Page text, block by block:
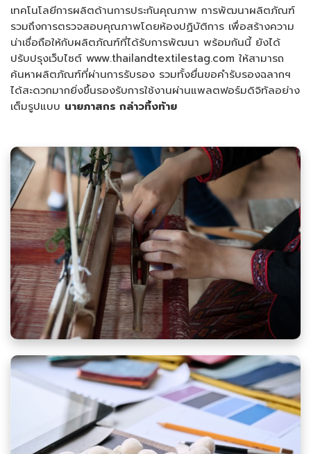
เทคโนโลยีการผลิตด้านการประกันคุณภาพ การพัฒนาผลิตภัณฑ์
รวมถึงการตรวจสอบคุณภาพโดยห้องปฏิบัติการ เพื่อสร้างความ
น่าเชื่อถือให้กับผลิตภัณฑ์ที่ได้รับการพัฒนา พร้อมกันนี้ ยังได้
ปรับปรุงเว็บไซต์ www.thailandtextilestag.com ให้สามารถ
ค้นหาผลิตภัณฑ์ที่ผ่านการรับรอง รวมทั้งยื่นขอคำรับรองฉลากฯ
ได้สะดวกมากยิ่งขึ้นรองรับการใช้งานผ่านแพลตฟอร์มดิจิทัลอย่าง
เต็มรูปแบบ นายภาสกร กล่าวทิ้งท้าย